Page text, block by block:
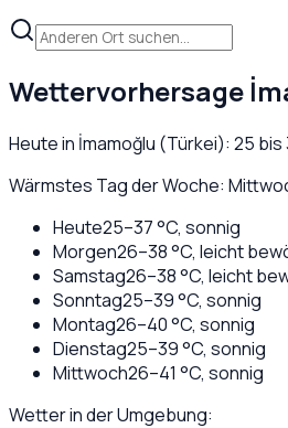
Wettervorhersage
Heute in İmamoğlu (Türkei): 25 bis
Wärmstes Tag der Woche:
Heute25–37°C, sonnig
Morgen26–38°C, leicht
Samstag26–38°C, leicht
Sonntag25–39°C, sonnig
Montag26–40°C, sonnig
Dienstag25–39°C, sonnig
Mittwoch26–41 °C, sonnig
Wetter in der Umgebung: